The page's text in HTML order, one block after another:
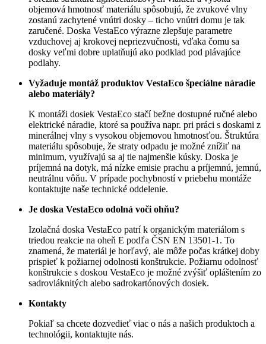
objemová hmotnosť materiálu spôsobujú, že zvukové vlny
zostanú zachytené vnútri dosky – ticho vnútri domu je tak
zaručené. Doska VestaEco výrazne zlepšuje parametre
vzduchovej aj krokovej nepriezvučnosti, vďaka čomu sa
dosky veľmi dobre uplatňujú ako podklad pod plávajúce
podlahy.
Vyžaduje montáž produktov VestaEco špeciálne náradie
alebo materiály?
K montáži dosiek VestaEco stačí bežne dostupné ručné alebo
elektrické náradie, ktoré sa používa napr. pri práci s doskami z
minerálnej vlny s vysokou objemovou hmotnosťou. Štruktúra
materiálu spôsobuje, že straty odpadu je možné znížiť na
minimum, využívajú sa aj tie najmenšie kúsky. Doska je
príjemná na dotyk, má nízke emisie prachu a príjemnú, jemnú,
neutrálnu vôňu. V prípade pochybností v priebehu montáže
kontaktujte naše technické oddelenie.
Je doska VestaEco odolná voči ohňu?
Izolačná doska VestaEco patrí k organickým materiálom s
triedou reakcie na oheň E podľa ČSN EN 13501-1. To
znamená, že materiál je horľavý, ale môže počas krátkej doby
prispieť k požiarnej odolnosti konštrukcie. Požiarnu odolnosť
konštrukcie s doskou VestaEco je možné zvýšiť opláštením zo
sadrovláknitých alebo sadrokartónových dosiek.
Kontakty
Pokiaľ sa chcete dozvedieť viac o nás a našich produktoch a
technológii, kontaktujte nás.